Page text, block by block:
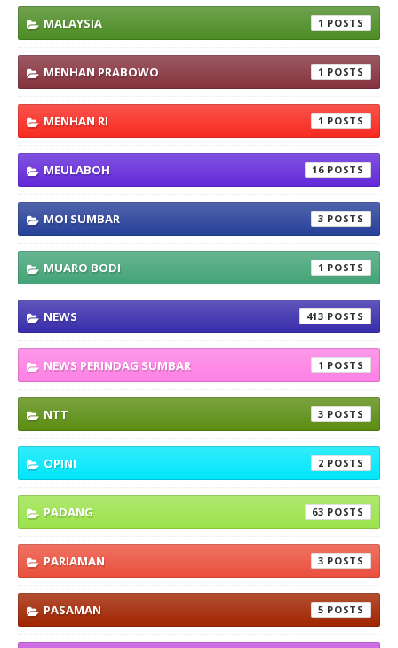
MALAYSIA 1
MENHAN PRABOWO 1
MENHAN RI 1
MEULABOH 16
MOI SUMBAR 3
MUARO BODI 1
NEWS 413
NEWS PERINDAG SUMBAR 1
NTT 3
OPINI 2
PADANG 63
PARIAMAN 3
PASAMAN 5